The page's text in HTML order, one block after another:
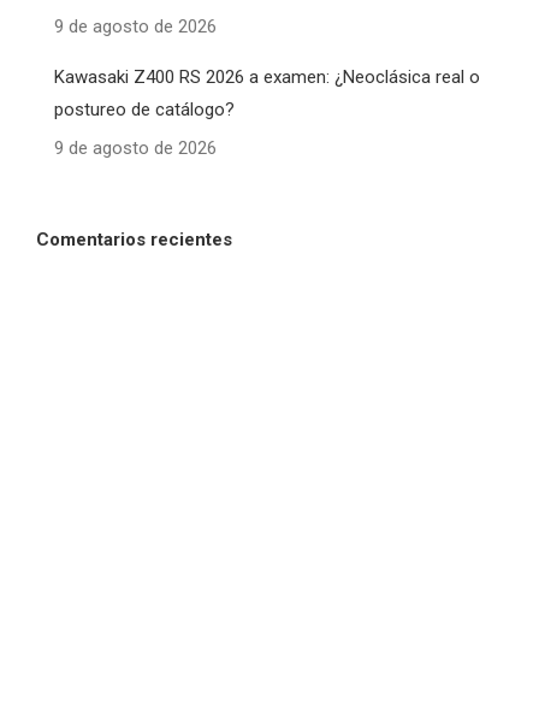
9 de agosto de 2026
Kawasaki Z400 RS 2026 a examen: ¿Neoclásica real o
postureo de catálogo?
9 de agosto de 2026
Comentarios recientes